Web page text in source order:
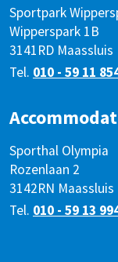
Sportpark
Wipperspark 1B
3141RD Maassluis
Tel. 010 - 59 11
Sporthal Olympia
Rozenlaan 2
3142RN Maassluis
Tel. 010 - 59 13